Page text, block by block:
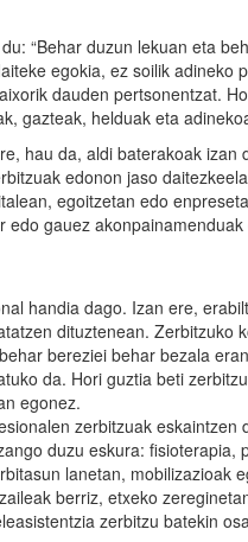
“Behar duzun lekuan eta
egokia, ez soilik adineko
dauden pertsonentzat.
gazteak, helduak eta
hau da, aldi baterakoak izan
edonon jaso
egoitzetan edo
gauez
handia dago. Izan ere,
dituztenean. Zerbitzuko
bereziei behar bezala
da. Hori guztia beti
egonez.
zerbitzuak eskaintzen
duzu eskura:
lanetan, mobilizazioak
berriz, etxeko
zerbitzu batekin